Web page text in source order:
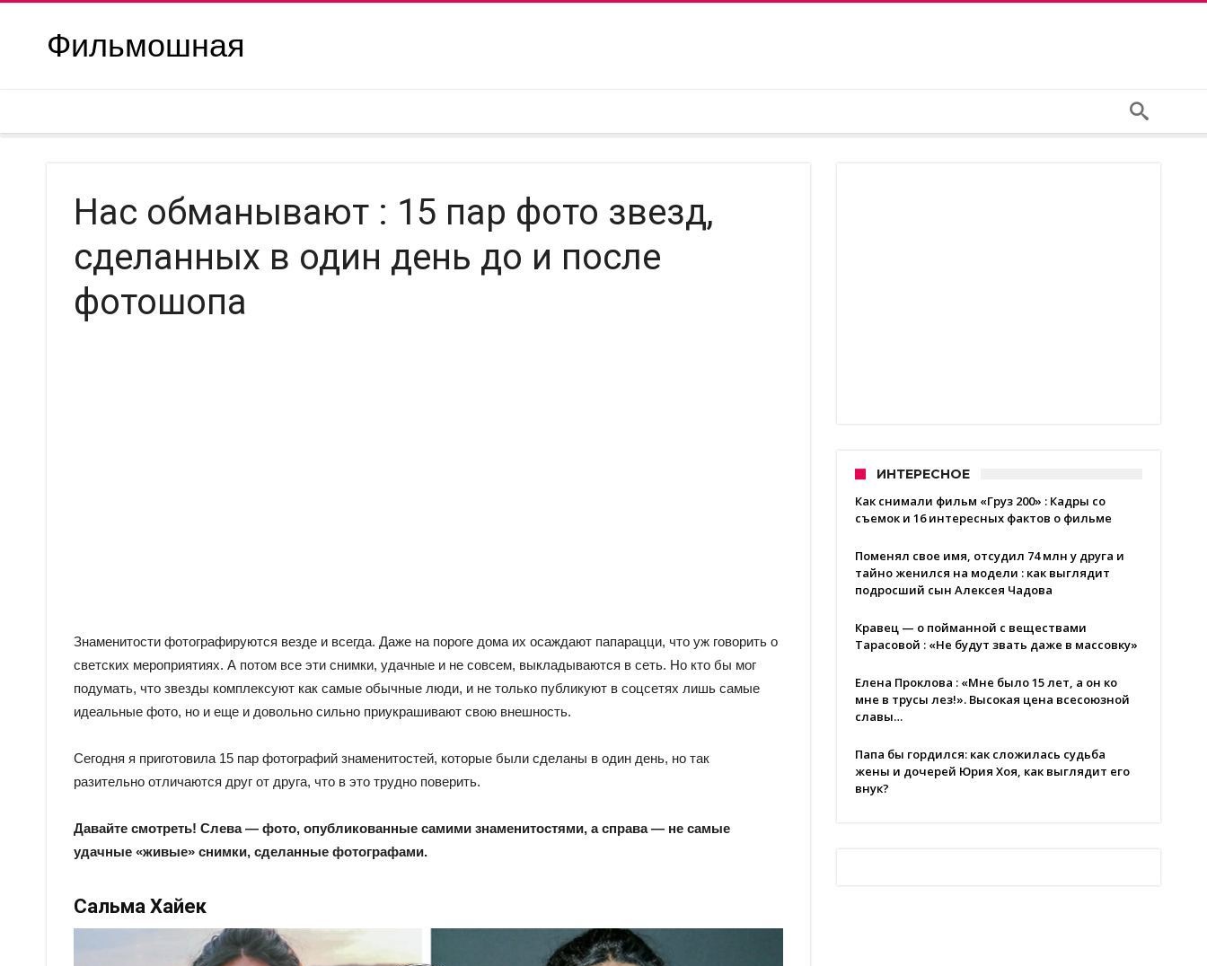
Фильмошная
Нас обманывают : 15 пар фото звезд,
сделанных в один день до и после
фотошопа
Знаменитости фотографируются везде и всегда. Даже на пороге дома их осаждают папарацци, что уж говорить о
светских мероприятиях. А потом все эти снимки, удачные и не совсем, выкладываются в сеть. Но кто бы мог
подумать, что звезды комплексуют как самые обычные люди, и не только публикуют в соцсетях лишь самые
идеальные фото, но и еще и довольно сильно приукрашивают свою внешность.
Сегодня я приготовила 15 пар фотографий знаменитостей, которые были сделаны в один день, но так
разительно отличаются друг от друга, что в это трудно поверить.
Давайте смотреть! Слева — фото, опубликованные самими знаменитостями, а справа — не самые
удачные «живые» снимки, сделанные фотографами.
Сальма Хайек
ИНТЕРЕСНОЕ
Как снимали фильм «Груз 200» : Кадры со
съемок и 16 интересных фактов о фильме
Поменял свое имя, отсудил 74 млн у друга и
тайно женился на модели : как выглядит
подросший сын Алексея Чадова
Кравец — о пойманной с веществами
Тарасовой : «Не будут звать даже в массовку»
Елена Проклова : «Мне было 15 лет, а он ко
мне в трусы лез!». Высокая цена всесоюзной
славы…
Папа бы гордился: как сложилась судьба
жены и дочерей Юрия Хоя, как выглядит его
внук?